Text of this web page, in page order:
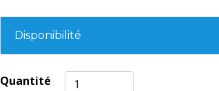
Disponibilité
Quantité